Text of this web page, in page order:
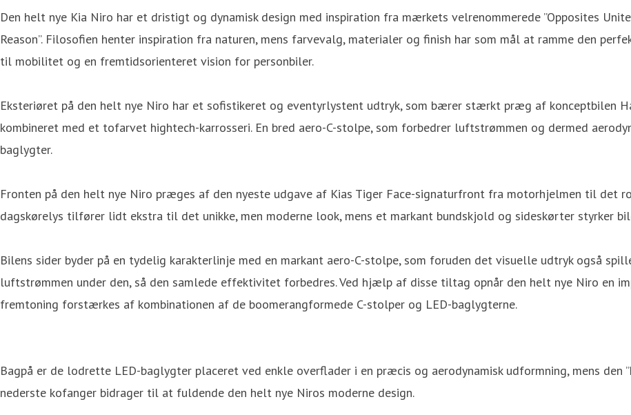
Den helt nye Kia Niro har et dristigt og dynamisk design med inspiration fra mærkets velrenommerede ”Opposites
Reason”. Filosofien henter inspiration fra naturen, mens farvevalg, materialer og finish har som mål at ramme den
til mobilitet og en fremtidsorienteret vision for personbiler.
Eksteriøret på den helt nye Niro har et sofistikeret og eventyrlystent udtryk, som bærer stærkt præg af konceptbilen
kombineret med et tofarvet hightech-karrosseri. En bred aero-C-stolpe, som forbedrer luftstrømmen og dermed
baglygter.
Fronten på den helt nye Niro præges af den nyeste udgave af Kias Tiger Face-signaturfront fra motorhjelmen til det
dagskørelys tilfører lidt ekstra til det unikke, men moderne look, mens et markant bundskjold og sideskørter styrker
Bilens sider byder på en tydelig karakterlinje med en markant aero-C-stolpe, som foruden det visuelle udtryk også
luftstrømmen under den, så den samlede effektivitet forbedres. Ved hjælp af disse tiltag opnår den helt nye Niro en
fremtoning forstærkes af kombinationen af de boomerangformede C-stolper og LED-baglygterne.
Bagpå er de lodrette LED-baglygter placeret ved enkle overflader i en præcis og aerodynamisk udformning, mens den
nederste kofanger bidrager til at fuldende den helt nye Niros moderne design.